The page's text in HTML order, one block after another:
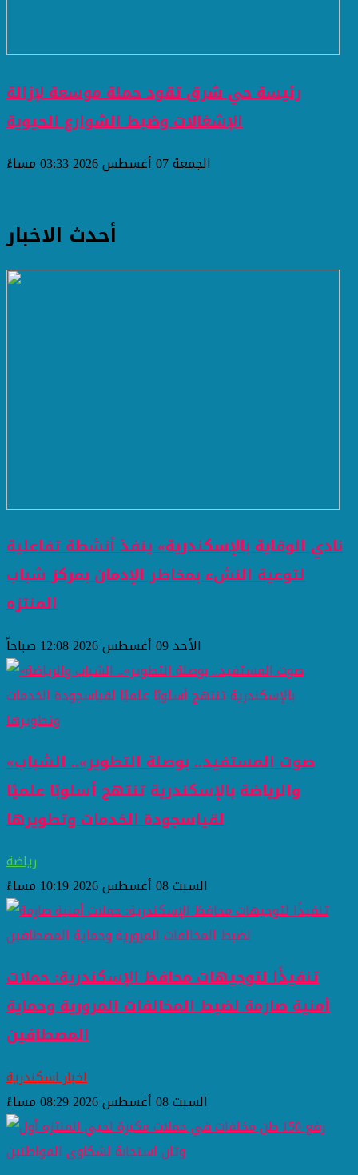
رئيسة حي شرق تقود حملة موسعة لإزالة
الإشغالات وضبط الشوارع الحيوية
الجمعة 07 أغسطس 2026 03:33 مساءً
أحدث الاخبار
نادي الوقاية بالإسكندرية» ينفذ أنشطة تفاعلية
لتوعية النشء بمخاطر الإدمان بمركز شباب
المنتزه
الأحد 09 أغسطس 2026 12:08 صباحاً
«صوت المستفيد.. بوصلة التطوير».. الشباب
والرياضة بالإسكندرية تنتهج أسلوبًا علميًا
لقياسجودة الخدمات وتطويرها
رياضة
السبت 08 أغسطس 2026 10:19 مساءً
تنفيذًا لتوجيهات محافظ الإسكندرية: حملات
أمنية صارمة لضبط المخالفات المرورية وحماية
المصطافين
اخبار اسكندرية
السبت 08 أغسطس 2026 08:29 مساءً